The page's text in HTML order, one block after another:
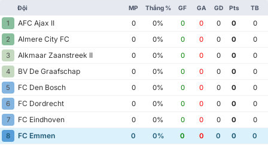
Đội MP Thắng % GF GA GD Pts TB
1 AFC Ajax II 0 0% 0 0 0 0
0
2
Almere City FC 0 0% 0 0 0 0
0
3
Alkmaar Zaanstreek II 0 0% 0 0 0 0
0
4
BV De Graafschap 0 0% 0 0 0 0
0
5
FC Den Bosch 0 0% 0 0 0 0
0
6
FC Dordrecht 0 0% 0 0 0 0
0
7
FC Eindhoven 0 0% 0 0 0 0
0
8
FC Emmen 0 0% 0 0 0 0
0